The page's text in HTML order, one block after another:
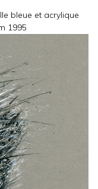
bleue et acrylique
1995